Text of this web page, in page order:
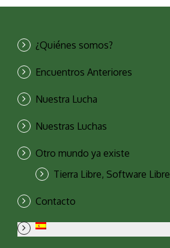
¿Quiénes somos?
Encuentros Anteriores
Nuestra Lucha
Nuestras Luchas
Otro mundo ya existe
Tierra Libre, Software Libre
Contacto